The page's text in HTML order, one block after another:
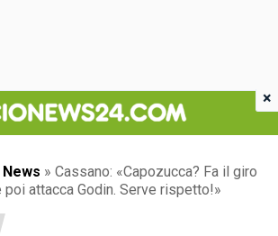
» Cassano: «Capozucca? Fa il giro
attacca Godin. Serve rispetto!»
×